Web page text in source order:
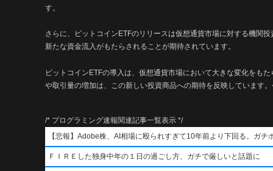
す。
さらに、ビットコインETFのリリースは仮想通貨市場に対する機関
新たな資金流入がもたらされることが期待されています。
ビットコインETFの導入は、仮想通貨市場において大きな変化をも
や取引量の増加は、この新しい投資商品への期待を反映しています
/* プログラミング速報関連記事一覧表示 */
【悲報】Adobe株、AI相場に殴られすぎて10年前より下回る。ガチ
ＦＩＲＥした独身中年の１日の過ごし方、ガチで厳しいと話題に